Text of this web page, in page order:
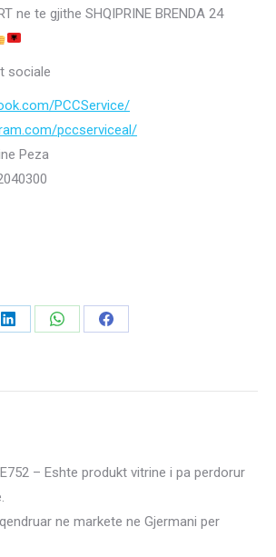
ne te gjithe SHQIPRINE BRENDA 24
sociale
PCCService/
pccserviceal/
Peza
Share
Share
Share
E752 – Eshte produkt vitrine i pa perdorur
ne markete ne Gjermani per